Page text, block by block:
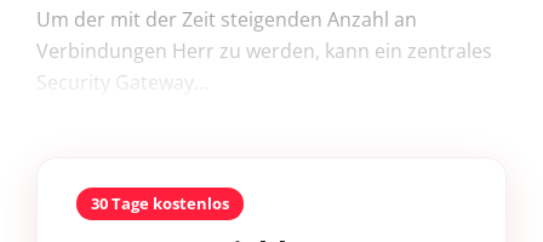
Um der mit der Zeit steigenden Anzahl an
Verbindungen Herr zu werden, kann ein zentrales
Security Gateway...
30 Tage kostenlos